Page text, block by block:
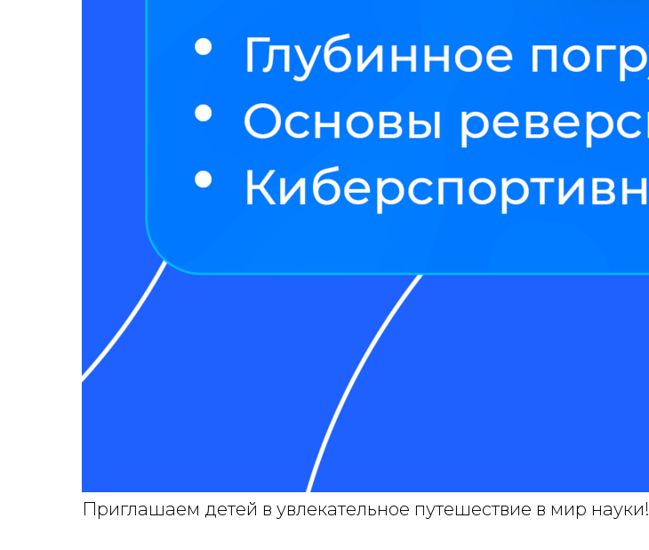
Приглашаем детей в увлекательное путешествие в мир науки!